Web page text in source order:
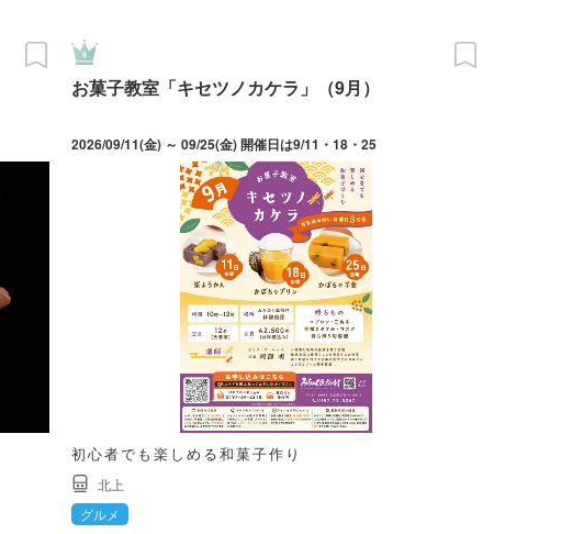
お菓子教室「キセツノカケラ」（9月）
2026/09/11(金) ～ 09/25(金) 開催日は9/11・18・25
初心者でも楽しめる和菓子作り
北上
グルメ